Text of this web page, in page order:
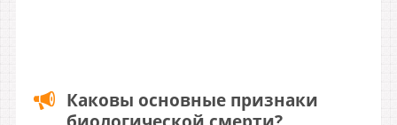
Каковы основные признаки